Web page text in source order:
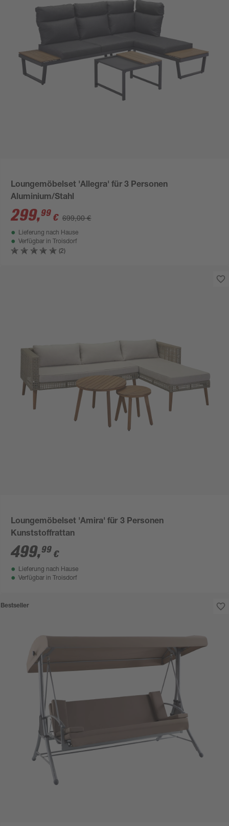
Loungemöbelset 'Allegra' für 3 Personen
Aluminium/Stahl
299,99 € 699,00 €
Lieferung nach Hause
Verfügbar in
Troisdorf
(2)
Loungemöbelset 'Amira' für 3 Personen
Kunststoffrattan
499,99 €
Lieferung nach Hause
Verfügbar in
Troisdorf
Bestseller